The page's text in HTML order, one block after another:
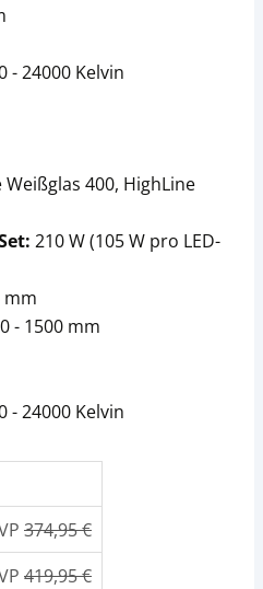
- 24000 Kelvin
Weißglas 400, HighLine
210 W (105 W pro LED-
mm
- 1500 mm
- 24000 Kelvin
374,95 €
419,95 €